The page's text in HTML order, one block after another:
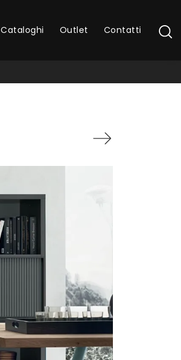
Cataloghi Outlet Contatti